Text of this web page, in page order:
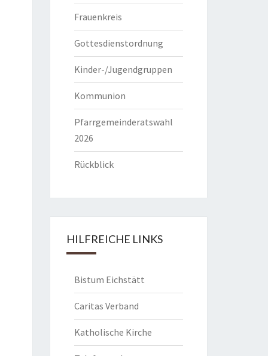
Frauenkreis
Gottesdienstordnung
Kinder-/Jugendgruppen
Kommunion
Pfarrgemeinderatswahl
2026
Rückblick
HILFREICHE LINKS
Bistum Eichstätt
Caritas Verband
Katholische Kirche